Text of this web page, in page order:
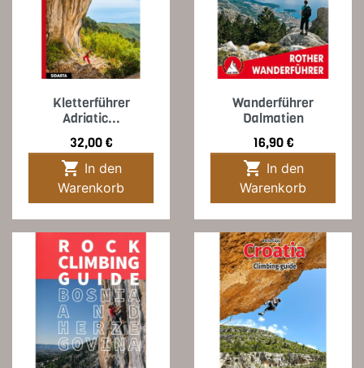
Kletterführer
Adriatic...
Preis
32,00 €

Warenkorb
Wanderführer
Dalmatien
Preis
16,90 €

Warenkorb